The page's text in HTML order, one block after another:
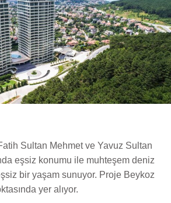
Sultan Mehmet ve Yavuz Sultan
eşsiz konumu ile muhteşem deniz
bir yaşam sunuyor. Proje Beykoz
yer alıyor.